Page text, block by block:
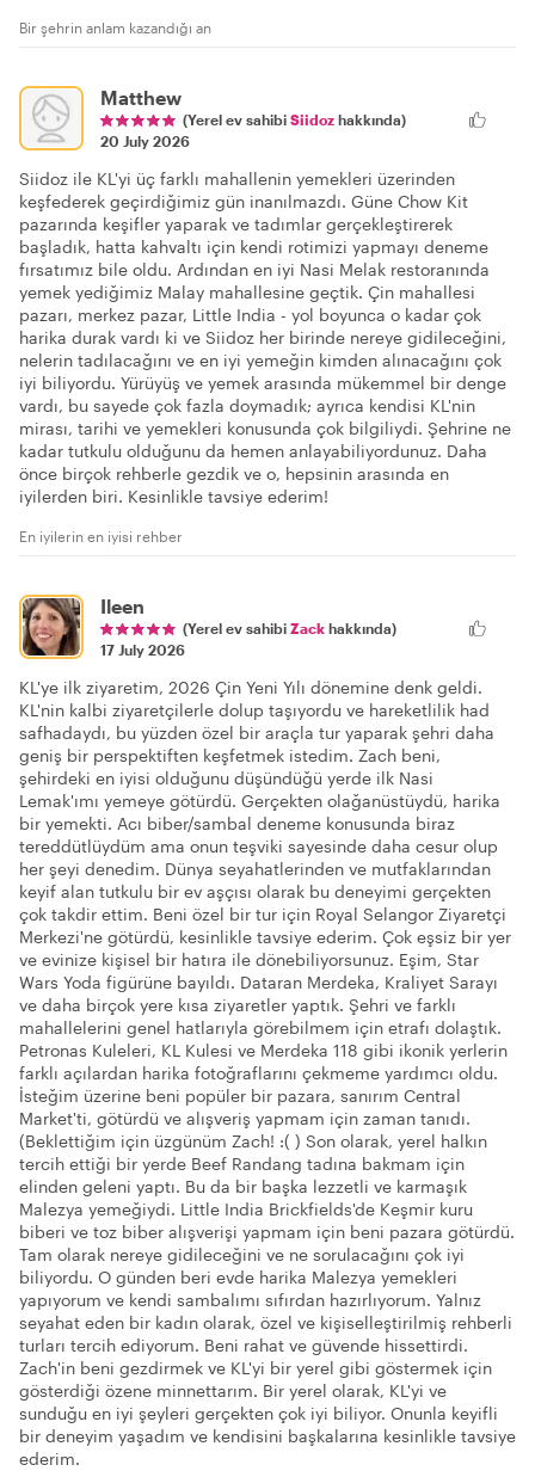
Bir şehrin anlam kazandığı an
Matthew
(Yerel ev sahibi Siidoz hakkında)
20 July 2026
Siidoz ile KL'yi üç farklı mahallenin yemekleri üzerinden
keşfederek geçirdiğimiz gün inanılmazdı. Güne Chow Kit
pazarında keşifler yaparak ve tadımlar gerçekleştirerek
başladık, hatta kahvaltı için kendi rotimizi yapmayı deneme
fırsatımız bile oldu. Ardından en iyi Nasi Melak restoranında
yemek yediğimiz Malay mahallesine geçtik. Çin mahallesi
pazarı, merkez pazar, Little India - yol boyunca o kadar çok
harika durak vardı ki ve Siidoz her birinde nereye gidileceğini,
nelerin tadılacağını ve en iyi yemeğin kimden alınacağını çok
iyi biliyordu. Yürüyüş ve yemek arasında mükemmel bir denge
vardı, bu sayede çok fazla doymadık; ayrıca kendisi KL'nin
mirası, tarihi ve yemekleri konusunda çok bilgiliydi. Şehrine ne
kadar tutkulu olduğunu da hemen anlayabiliyordunuz. Daha
önce birçok rehberle gezdik ve o, hepsinin arasında en
iyilerden biri. Kesinlikle tavsiye ederim!
En iyilerin en iyisi rehber
Ileen
(Yerel ev sahibi Zack hakkında)
17 July 2026
KL'ye ilk ziyaretim, 2026 Çin Yeni Yılı dönemine denk geldi.
KL'nin kalbi ziyaretçilerle dolup taşıyordu ve hareketlilik had
safhadaydı, bu yüzden özel bir araçla tur yaparak şehri daha
geniş bir perspektiften keşfetmek istedim. Zach beni,
şehirdeki en iyisi olduğunu düşündüğü yerde ilk Nasi
Lemak'ımı yemeye götürdü. Gerçekten olağanüstüydü, harika
bir yemekti. Acı biber/sambal deneme konusunda biraz
tereddütlüydüm ama onun teşviki sayesinde daha cesur olup
her şeyi denedim. Dünya seyahatlerinden ve mutfaklarından
keyif alan tutkulu bir ev aşçısı olarak bu deneyimi gerçekten
çok takdir ettim. Beni özel bir tur için Royal Selangor Ziyaretçi
Merkezi'ne götürdü, kesinlikle tavsiye ederim. Çok eşsiz bir yer
ve evinize kişisel bir hatıra ile dönebiliyorsunuz. Eşim, Star
Wars Yoda figürüne bayıldı. Dataran Merdeka, Kraliyet Sarayı
ve daha birçok yere kısa ziyaretler yaptık. Şehri ve farklı
mahallelerini genel hatlarıyla görebilmem için etrafı dolaştık.
Petronas Kuleleri, KL Kulesi ve Merdeka 118 gibi ikonik yerlerin
farklı açılardan harika fotoğraflarını çekmeme yardımcı oldu.
İsteğim üzerine beni popüler bir pazara, sanırım Central
Market'ti, götürdü ve alışveriş yapmam için zaman tanıdı.
(Beklettiğim için üzgünüm Zach! :( ) Son olarak, yerel halkın
tercih ettiği bir yerde Beef Randang tadına bakmam için
elinden geleni yaptı. Bu da bir başka lezzetli ve karmaşık
Malezya yemeğiydi. Little India Brickfields'de Keşmir kuru
biberi ve toz biber alışverişi yapmam için beni pazara götürdü.
Tam olarak nereye gidileceğini ve ne sorulacağını çok iyi
biliyordu. O günden beri evde harika Malezya yemekleri
yapıyorum ve kendi sambalımı sıfırdan hazırlıyorum. Yalnız
seyahat eden bir kadın olarak, özel ve kişiselleştirilmiş rehberli
turları tercih ediyorum. Beni rahat ve güvende hissettirdi.
Zach'in beni gezdirmek ve KL'yi bir yerel gibi göstermek için
gösterdiği özene minnettarım. Bir yerel olarak, KL'yi ve
sunduğu en iyi şeyleri gerçekten çok iyi biliyor. Onunla keyifli
bir deneyim yaşadım ve kendisini başkalarına kesinlikle tavsiye
ederim.